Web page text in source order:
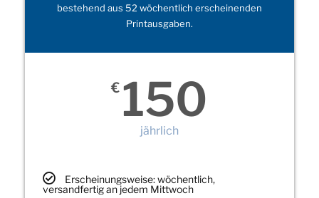
bestehend aus 52 wöchentlich erscheinenden
Printausgaben.
€ 150
jährlich
Erscheinungsweise: wöchentlich,
versandfertig an jedem Mittwoch